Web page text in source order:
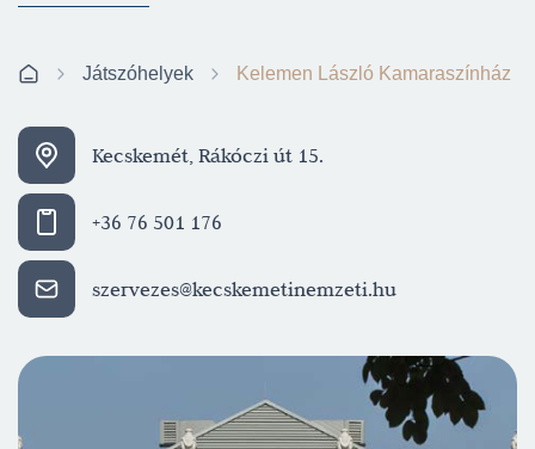
Játszóhelyek Kelemen László Kamaraszínház
Kecskemét, Rákóczi út 15.
+36 76 501 176
szervezes@kecskemetinemzeti.hu